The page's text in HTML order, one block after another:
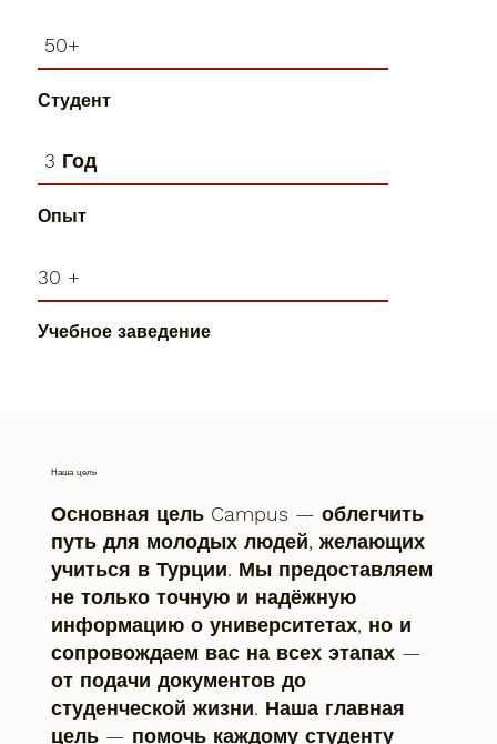
50+
Студент
3 Год
Опыт
30 +
Учебное заведение
Наша цель
Основная цель Campus — облегчить
путь для молодых людей, желающих
учиться в Турции. Мы предоставляем
не только точную и надёжную
информацию о университетах, но и
сопровождаем вас на всех этапах —
от подачи документов до
студенческой жизни. Наша главная
цель — помочь каждому студенту